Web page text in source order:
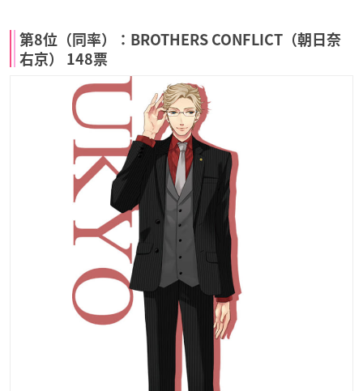
第8位（同率）：BROTHERS CONFLICT（朝日奈
右京） 148票